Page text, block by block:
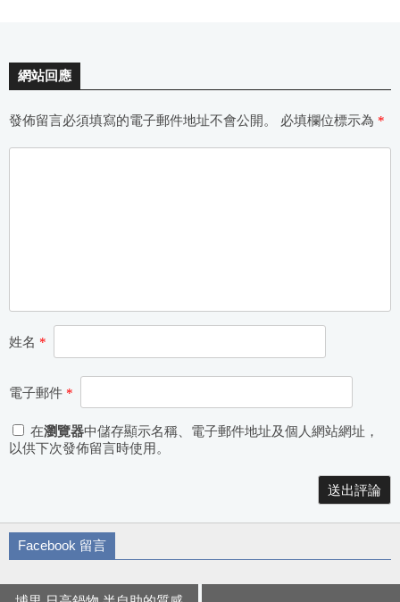
網站回應
發佈留言必須填寫的電子郵件地址不會公開。 必填欄位標示為 *
姓名 *
電子郵件 *
在瀏覽器中儲存顯示名稱、電子郵件地址及個人網站網址，
以供下次發佈留言時使用。
Facebook 留言